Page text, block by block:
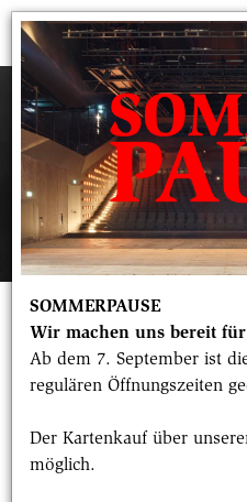
SOMMERPAUSE
Wir machen uns bereit
Ab dem 7. September ist
regulären Öffnungszeiten
Der Kartenkauf über
möglich.

Anna
Anna Armann studierte
der Hochschule für